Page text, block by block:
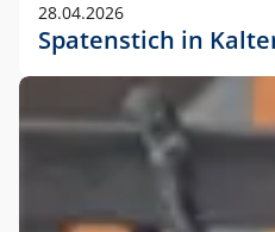
28.04.2026
Spatenstich in